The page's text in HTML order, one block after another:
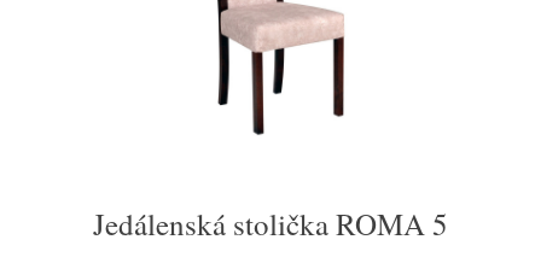
Jedálenská stolička ROMA 5